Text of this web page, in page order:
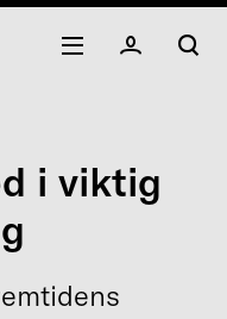
i viktig